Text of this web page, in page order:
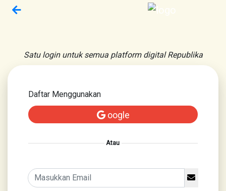
Satu login untuk semua platform digital Republika
Daftar Menggunakan
oogle
Atau